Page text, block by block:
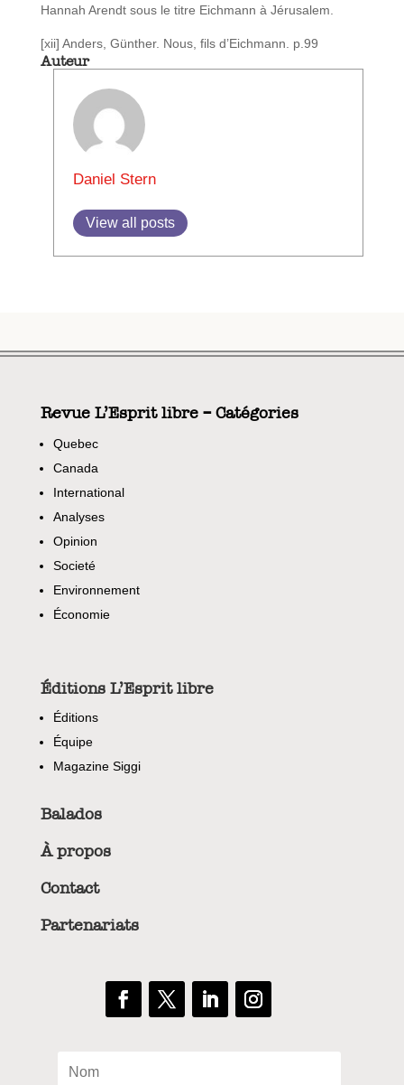
Hannah Arendt sous le titre Eichmann à Jérusalem.
[xii] Anders, Günther. Nous, fils d’Eichmann. p.99
Auteur
Daniel Stern
View all posts
Revue L’Esprit libre – Catégories
Quebec
Canada
International
Analyses
Opinion
Societé
Environnement
Économie
Éditions L’Esprit libre
Éditions
Équipe
Magazine Siggi
Balados
À propos
Contact
Partenariats